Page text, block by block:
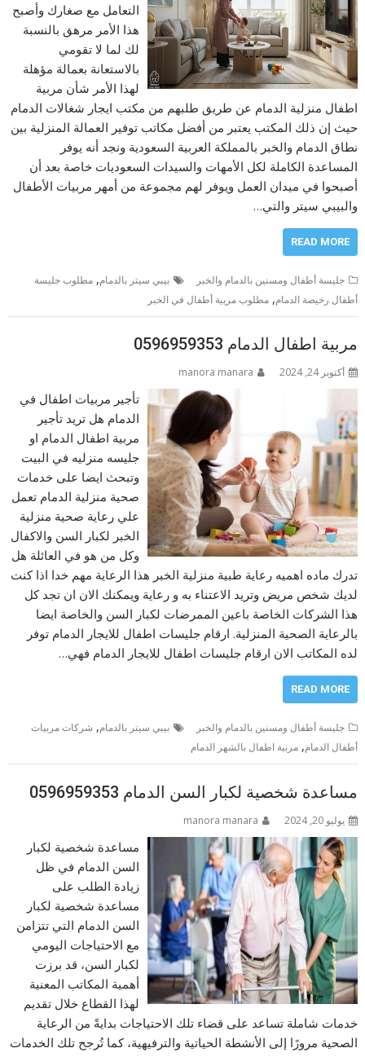
التعامل مع صغارك وأصبح
هذا الأمر مرهق بالنسبة
لك لما لا تقومي
بالاستعانة بعمالة مؤهلة
لهذا الأمر شأن مربية
اطفال منزلية الدمام عن طريق طلبهم من مكتب ايجار شغالات الدمام
حيث إن ذلك المكتب يعتبر من أفضل مكاتب توفير العمالة المنزلية بين
نطاق الدمام والخبر بالمملكة العربية السعودية ونجد أنه يوفر
المساعدة الكاملة لكل الأمهات والسيدات السعوديات خاصة بعد أن
أصبحوا في ميدان العمل ويوفر لهم مجموعة من أمهر مربيات الأطفال
والبيبي سيتر والتي…
READ MORE
جليسة أطفال ومسنين بالدمام والخبر بيبي سيتر بالدمام,مطلوب جليسة
أطفال رخيصة الدمام,مطلوب مربية أطفال في الخبر
مربية اطفال الدمام 0596959353
أكتوبر 24, 2024 manora manara
تأجير مربيات اطفال في
الدمام هل تريد تأجير
مربية اطفال الدمام او
جليسه منزليه في البيت
وتبحث ايضا على خدمات
صحية منزلية الدمام تعمل
علي رعاية صحية منزلية
الخبر لكبار السن والاكفال
وكل من هو في العائلة هل
تدرك ماده اهميه رعاية طبية منزلية الخبر هذا الرعاية مهم خدا اذا كنت
لديك شخص مريض وتريد الاعتناء به و رعاية ويمكنك الان ان تجد كل
هذا الشركات الخاصة باعين الممرضات لكبار السن والخاصة ايضا
بالرعاية الصحية المنزلية. ارقام جليسات اطفال للايجار الدمام توفر
لده المكاتب الان ارقام جليسات اطفال للايجار الدمام فهي…
READ MORE
جليسة أطفال ومسنين بالدمام والخبر بيبي سيتر بالدمام, شركات مربيات
أطفال الدمام,مربية اطفال بالشهر الدمام
مساعدة شخصية لكبار السن الدمام 0596959353
يوليو 20, 2024 manora manara
مساعدة شخصية لكبار
السن الدمام في ظل
زيادة الطلب على
مساعدة شخصية لكبار
السن الدمام التي تتزامن
مع الاحتياجات اليومي
لكبار السن، قد برزت
أهمية المكاتب المعنية
لهذا القطاع خلال تقديم
خدمات شاملة تساعد على قضاء تلك الاحتياجات بدايةً من الرعاية
الصحية مرورًا إلى الأنشطة الحياتية والترفيهية، كما تُرجح تلك الخدمات